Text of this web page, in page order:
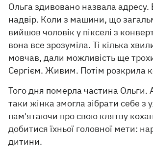
Ольга здивовано назвала
надвір. Коли з машини, що
вийшов чоловік у пікселі з
вона все зрозуміла. Ті кілька
мовчав, дали можливість ще
Сергієм. Живим. Потім розкрила
Того дня померла частина Ольги.
таки жінка змогла зібрати себе з
пам'ятаючи про свою клятву
добитися їхньої головної мети:
дитини.